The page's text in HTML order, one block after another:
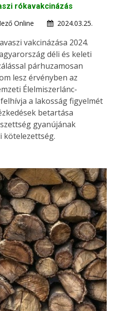
rókavakcinázás
Online
2024.03.25.
vakcinázása 2024.
déli és keleti
párhuzamosan
lesz érvényben az
Élelmiszerlánc-
a lakosság figyelmét
betartása
gyanújának
kötelezettség.